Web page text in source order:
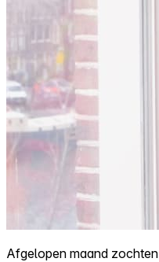
Afgelopen maand zochten